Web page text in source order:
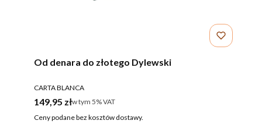
Od denara do złotego Dylewski
PRODUCENT
CARTA BLANCA
Cena brutto
149,95 złw tym %s VAT
w tym 5%VAT
Ceny podane bez kosztów dostawy.